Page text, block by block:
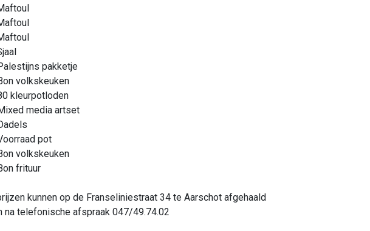
pakketje
volkskeuken
kleurpotloden
media artset
pot
volkskeuken
frituur
kunnen op de Franseliniestraat 34 te Aarschot afgehaald
na telefonische afspraak 047/49.74.02